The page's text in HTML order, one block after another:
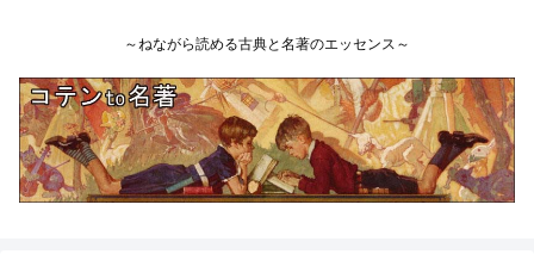
～ねながら読める古典と名著のエッセンス～